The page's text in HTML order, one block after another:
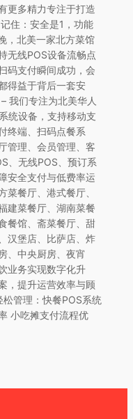
更多精力专注于打造
住：安全是1，功能
北美一家北方菜馆
无线POS设备流畅点
码支付瞬间成功，会
得益于背后一套安
我们专注为北美华人
统设备，支持移动支
终端、扫码点餐系
管理、会员管理、客
、无线POS、预订系
安全支付与低费率运
餐厅、港式餐厅、
建菜餐厅、湖南菜餐
餐馆、斋菜餐厅、甜
汉堡店、比萨店、炸
、中央厨房、夜宵
业务实现数字化升
，提升运营效率与顾
管理：快餐POS系统
小吃摊支付流程优